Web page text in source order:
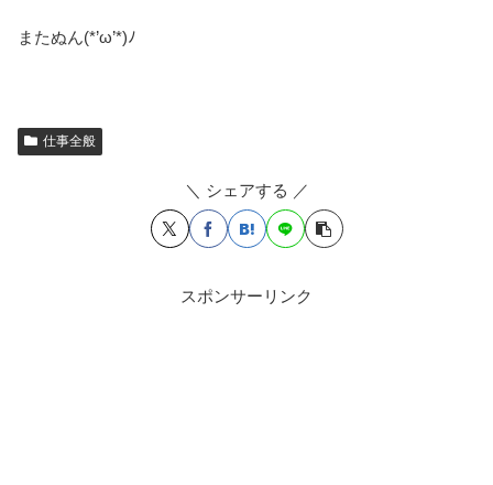
またぬん(*’ω’*)ﾉ
仕事全般
＼ シェアする ／
スポンサーリンク